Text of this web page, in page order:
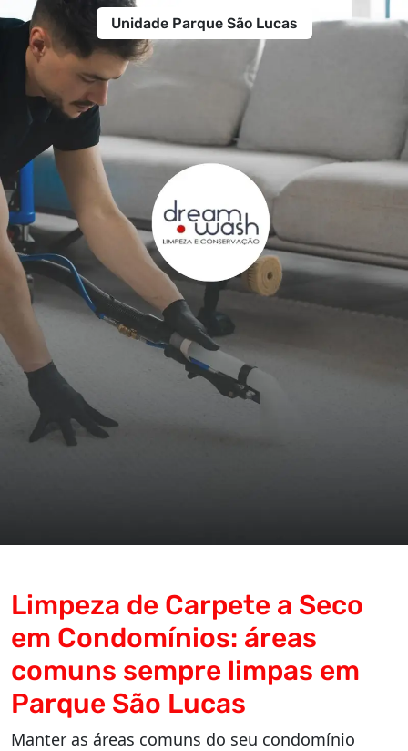
Unidade Parque São Lucas
Limpeza de Carpete a Seco
em Condomínios: áreas
comuns sempre limpas em
Parque São Lucas
Manter as áreas comuns do seu condomínio